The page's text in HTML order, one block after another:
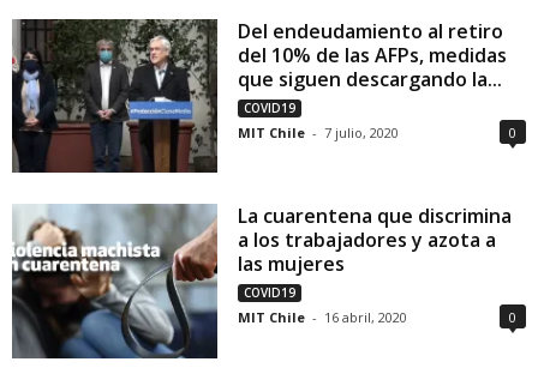
Del endeudamiento al retiro
del 10% de las AFPs, medidas
que siguen descargando la...
COVID19
MIT Chile - 7 julio, 2020 0
La cuarentena que discrimina
a los trabajadores y azota a
las mujeres
COVID19
MIT Chile - 16 abril, 2020 0